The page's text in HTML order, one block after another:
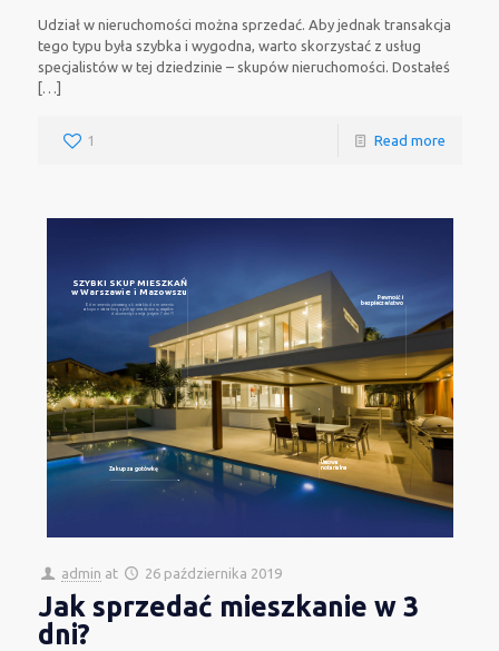
Udział w nieruchomości można sprzedać. Aby jednak transakcja
tego typu była szybka i wygodna, warto skorzystać z usług
specjalistów w tej dziedzinie – skupów nieruchomości. Dostałeś
[…]
1 Read more
SZYBKI SKUP MIESZKAŃ
w Warszawie i Mazowszu
Od momentu pierwszego kontaktu do momentu
zakupu notarialnego jeśli zgromadzone są wszystkie
dokumenty to mija jedynie 7 dni !!!
Zakup za gotówkę
Umowa
notarialna
Pewność i
bezpieczeństwo
admin at 26 października 2019
Jak sprzedać mieszkanie w 3
dni?